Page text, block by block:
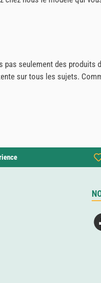
seulement des produits
sur tous les sujets.